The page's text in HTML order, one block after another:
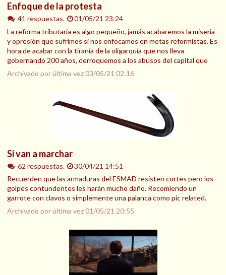
Enfoque de la protesta
41 respuestas.
01/05/21 23:24
La reforma tributaria es algo pequeño, jamás acabaremos la miseria
y opresión que sufrimos si nos enfocamos en metas reformistas. Es
hora de acabar con la tiranía de la oligarquía que nos lleva
gobernando 200 años, derroquemos a los abusos del capital que
Archivado por última vez03/05/21 02:16
Si van a marchar
62 respuestas.
30/04/21 14:51
Recuerden que las armaduras del ESMAD resisten cortes pero los
golpes contundentes les harán mucho daño. Recomiendo un
garrote con clavos o simplemente una palanca como pic related.
Archivado por última vez01/05/21 20:55